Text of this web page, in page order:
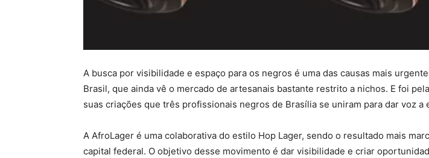
A busca por visibilidade e espaço para os negros é uma das causas mais
Brasil, que ainda vê o mercado de artesanais bastante restrito a nichos. E foi
suas criações que três profissionais negros de Brasília se uniram para dar voz a
A AfroLager é uma colaborativa do estilo Hop Lager, sendo o resultado mais
capital federal. O objetivo desse movimento é dar visibilidade e criar